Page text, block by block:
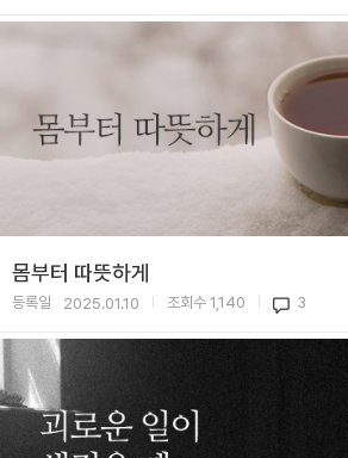
몸부터 따뜻하게
등록일 2025.01.10 조회수 1,140 3